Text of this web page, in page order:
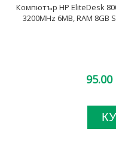
Компютър HP EliteDesk
3200MHz 6MB, RAM 8GB
95.00